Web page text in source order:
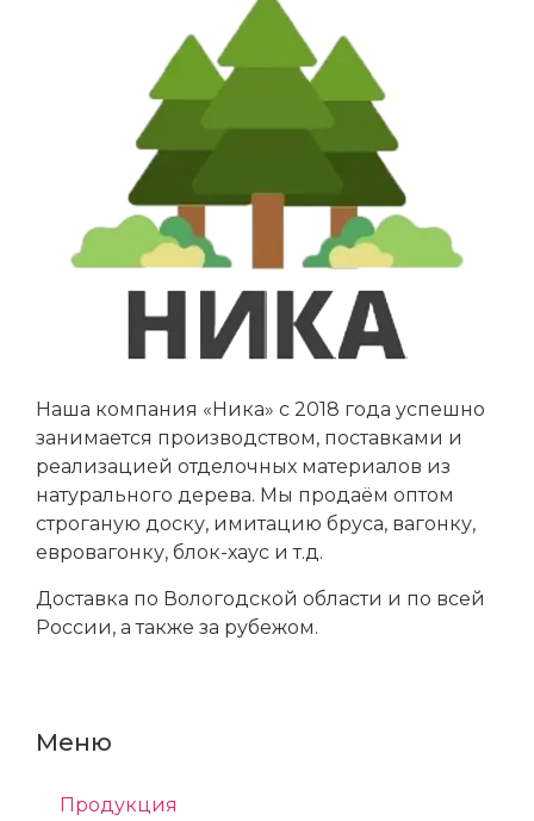
Наша компания «Ника» с 2018 года успешно
занимается производством, поставками и
реализацией отделочных материалов из
натурального дерева. Мы продаём оптом
строганую доску, имитацию бруса, вагонку,
евровагонку, блок-хаус и т.д.
Доставка по Вологодской области и по всей
России, а также за рубежом.
Меню
Продукция